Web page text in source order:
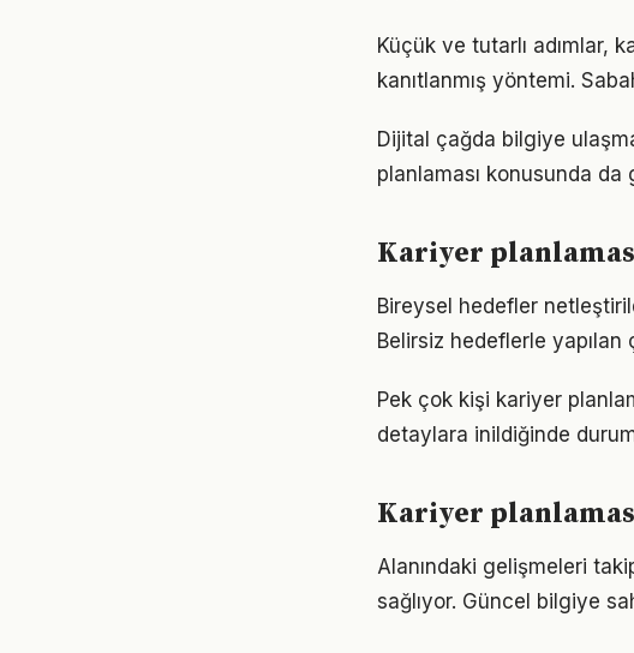
Küçük ve tutarlı adımlar,
kanıtlanmış yöntemi.
Dijital çağda bilgiye
planlaması konusunda
Kariyer
Bireysel hedefler
Belirsiz hedeflerle yapılan
Pek çok kişi kariyer
detaylara inildiğinde
Kariyer
Alanındaki gelişmeleri
sağlıyor. Güncel bilgiye